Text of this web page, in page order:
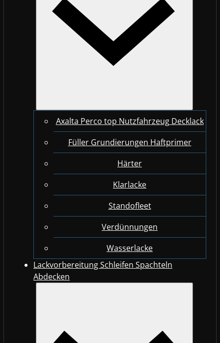
Axalta Perco top Nutzfahrzeug Decklack
Füller Grundierungen Haftprimer
Härter
Klarlacke
Standofleet
Verdünnungen
Wasserlacke
Lackvorbereitung Schleifen Spachteln
Abdecken